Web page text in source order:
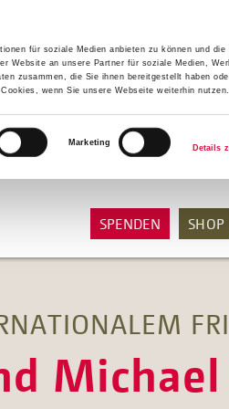
für soziale Medien anbieten zu können und
Website an unsere Partner für soziale Medien,
zusammen, die Sie ihnen bereitgestellt haben
wenn Sie unsere Webseite weiterhin nutzen.
Marketing
Details
SPENDEN SHOP